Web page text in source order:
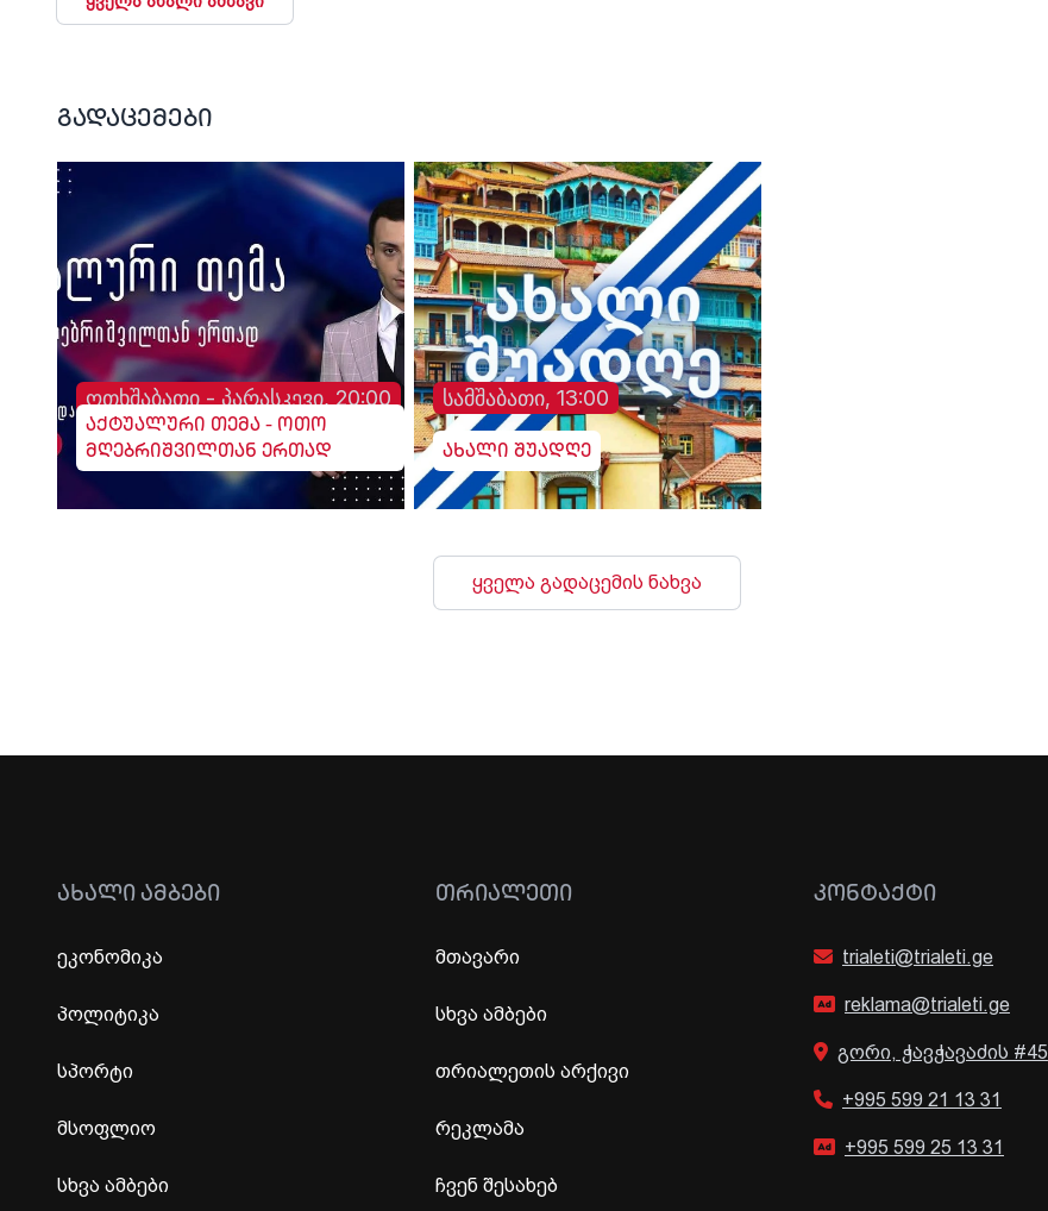
მოლაპარაკებების
საქართველოდან და
ჯარების გაყვანის
საკითხსაც დააყენებს.
ანდიშეში გაჩნდა, სადაც
250-ზე მეტი კომერციული
და 50 საოფისე ფართია
განთავსებული.
შეხვედრაზე ჩინეთს
„ირანის ახლო მეგობარი“
უწოდა. „არსებულ
ვითარებაში, ჩვენს
ქვეყნებს შორის
ორმხრივი
თანამშრომლობა კიდევ
უფრო გაძლიერდება“, -
განაცხადა აბას არაღჩიმ.
გადაცემები
ოთხშაბათი - პარასკევი, 20:00
აქტუალური თემა - ოთო
მღებრიშვილთან ერთად
სამშაბათი, 13:00
ახალი შუადღე
ყველა გადაცემის ნახვა
ᲐᲮᲐᲚᲘ ᲐᲛᲑᲔᲑᲘ
ეკონომიკა
პოლიტიკა
სპორტი
მსოფლიო
სხვა ამბები
ᲗᲠᲘᲐᲚᲔᲗᲘ
მთავარი
სხვა ამბები
თრიალეთის არქივი
რეკლამა
ჩვენ შესახებ
ᲙᲝᲜᲢᲐᲥᲢᲘ
trialeti@trialeti.ge
reklama@trialeti.ge
გორი, ჭავჭავაძის #45
+995 599 21 13 31
+995 599 25 13 31